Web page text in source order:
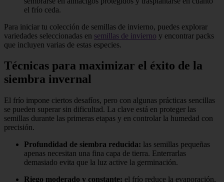
el frío ceda.
Para iniciar tu colección de semillas de invierno, puedes explorar
variedades seleccionadas en semillas de invierno y encontrar packs
que incluyen varias de estas especies.
Técnicas para maximizar el éxito de la
siembra invernal
El frío impone ciertos desafíos, pero con algunas prácticas sencillas
se pueden superar sin dificultad. La clave está en proteger las
semillas durante las primeras etapas y en controlar la humedad con
precisión.
Profundidad de siembra reducida: las semillas pequeñas
apenas necesitan una fina capa de tierra. Enterrarlas
demasiado evita que la luz active la germinación.
Riego moderado y constante: el frío reduce la evaporación,